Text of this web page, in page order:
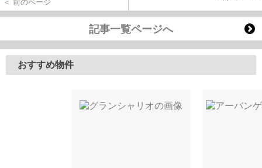
＜ 前のページ
記事一覧ページへ
おすすめ物件